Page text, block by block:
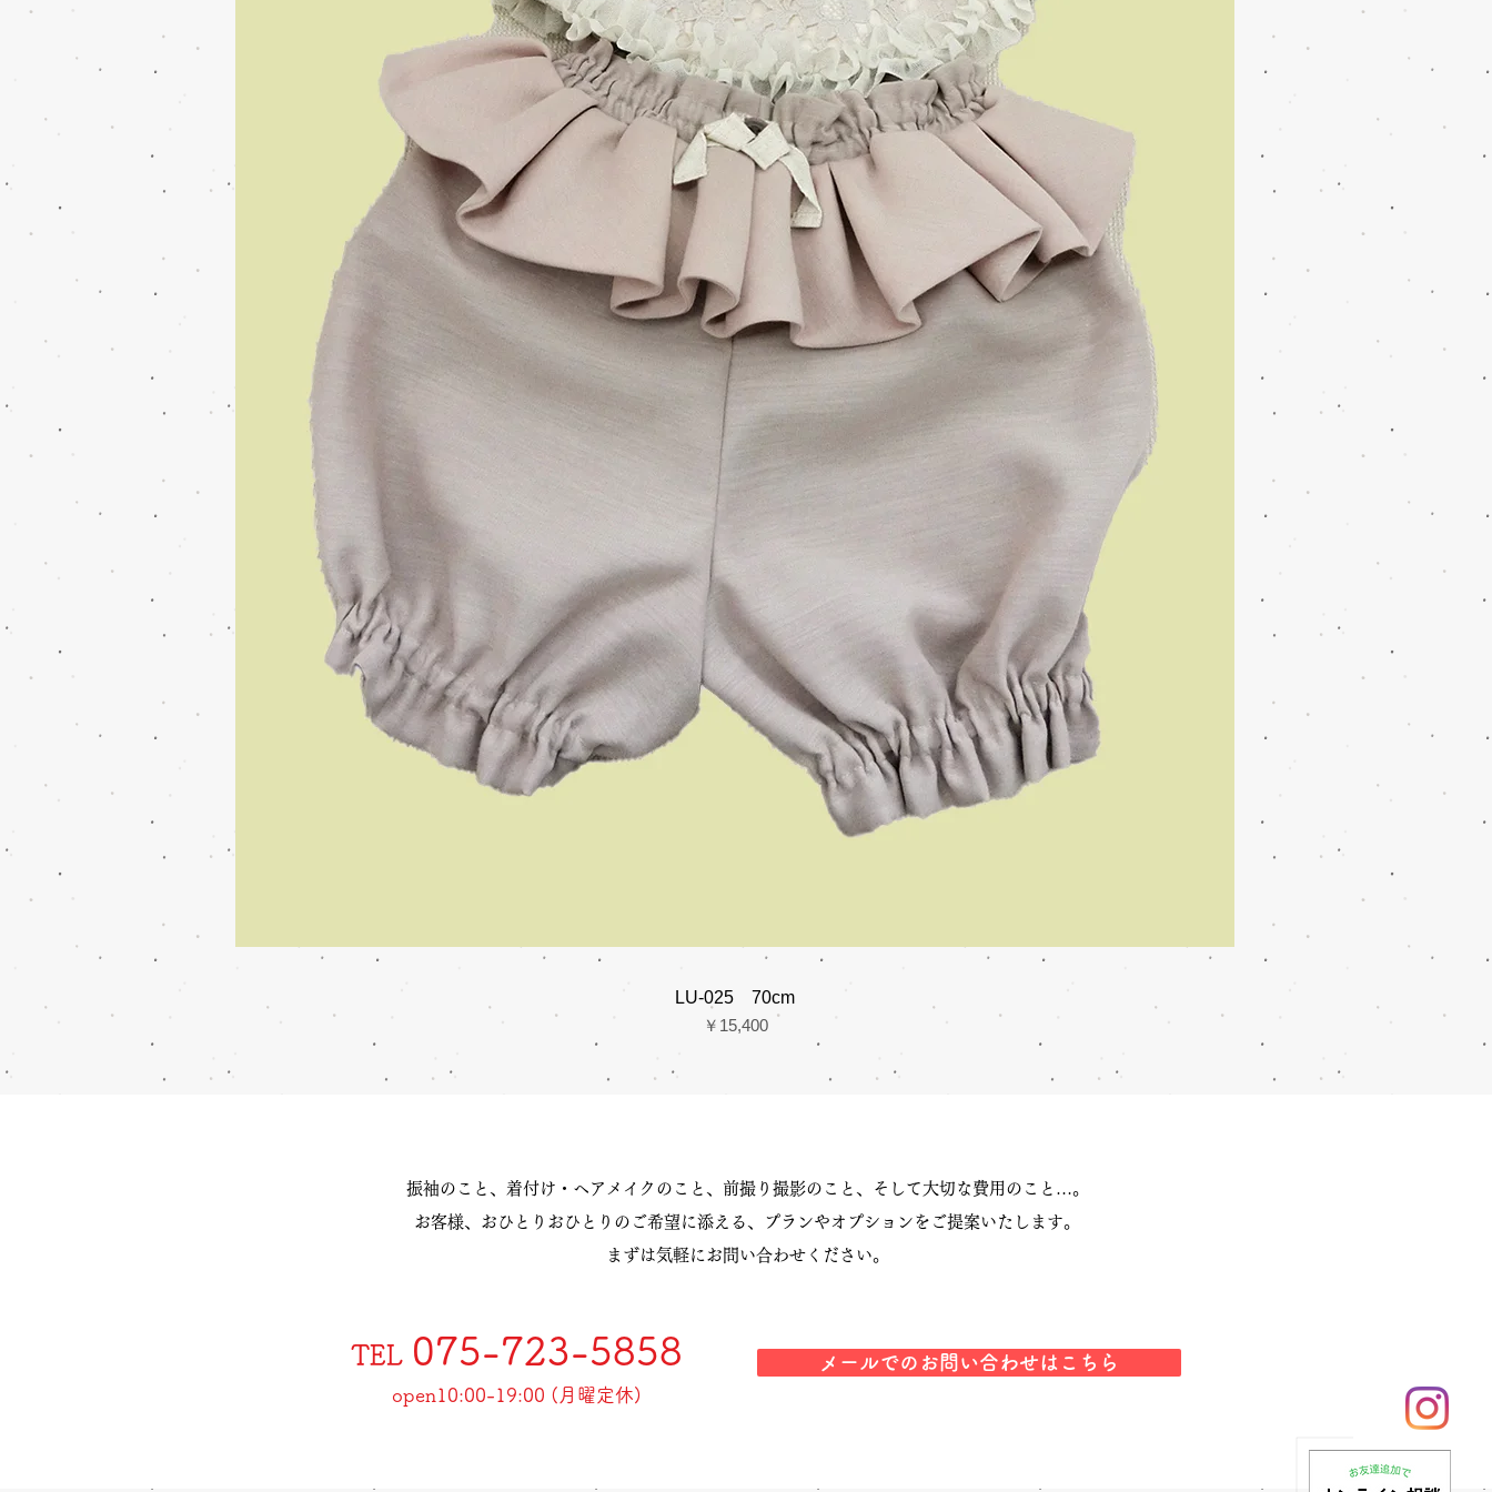
LU-025 70cm
価格
￥15,400
振袖のこと、着付け・ヘアメイクのこと、前撮り撮影のこと、そして大切な費用のこと…。
お客様、おひとりおひとりのご希望に添える、プランやオプションをご提案いたします。
まずは気軽にお問い合わせください。
TEL 075-723-5858
open10:00-19:00 (月曜定休)
メールでのお問い合わせはこちら